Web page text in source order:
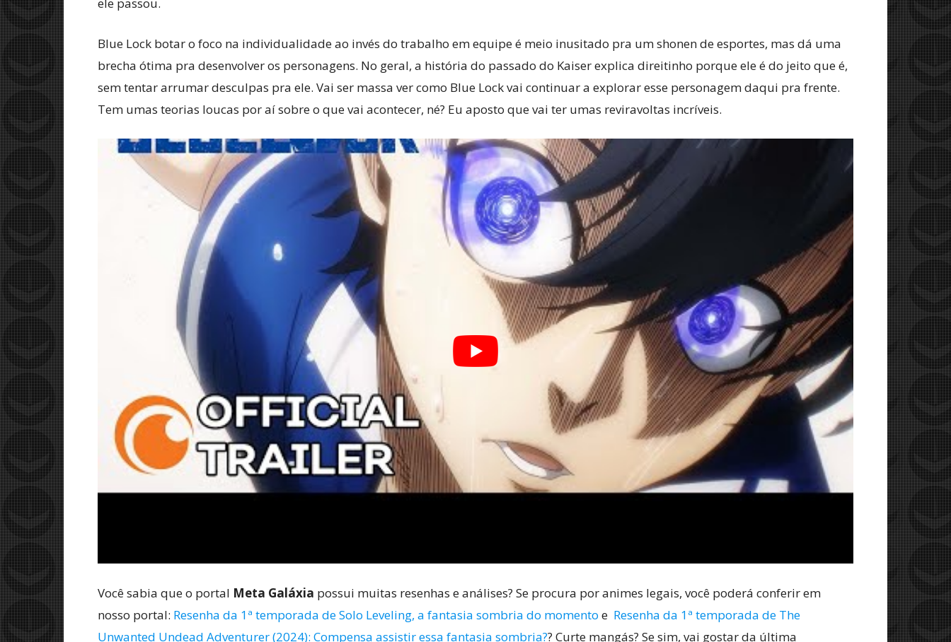
Blue Lock botar o foco na individualidade ao invés do trabalho em equipe é meio inusitado pra um shonen de esportes, mas dá uma
brecha ótima pra desenvolver os personagens. No geral, a história do passado do Kaiser explica direitinho porque ele é do jeito que é,
sem tentar arrumar desculpas pra ele. Vai ser massa ver como Blue Lock vai continuar a explorar esse personagem daqui pra frente.
Tem umas teorias loucas por aí sobre o que vai acontecer, né? Eu aposto que vai ter umas reviravoltas incríveis.
Você sabia que o portal Meta Galáxia possui muitas resenhas e análises? Se procura por animes legais, você poderá conferir em
nosso portal: Resenha da 1ª temporada de Solo Leveling, a fantasia sombria do momento e Resenha da 1ª temporada de The
Unwanted Undead Adventurer (2024): Compensa assistir essa fantasia sombria?? Curte mangás? Se sim, vai gostar da última